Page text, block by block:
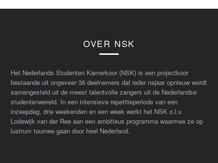
OVER NSK
Het Nederlands Studenten Kamerkoor (NSK) is een projectkoor
bestaande uit ongeveer 36 deelnemers dat ieder najaar opnieuw wordt
samengesteld uit de meest talentvolle zangers uit de Nederlandse
studentenwereld. In een intensieve repetitieperiode van een
inzeepdag, drie weekenden en een week werkt het NSK o.l.v.
Lodewijk van der Ree aan een ambitieus programma waarmee ze op
lustrum tournee gaan door heel Nederland.